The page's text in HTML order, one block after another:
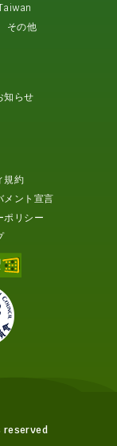
その他
知らせ
規約
メント宣言
ポリシー
reserved